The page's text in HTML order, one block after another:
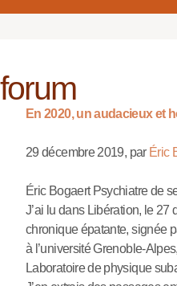
forum
En 2020, un audacieux et
29 décembre 2019, par Éric
Éric Bogaert Psychiatre de
J’ai lu dans Libération, le 27
chronique épatante, signée
à l’université Grenoble-
Laboratoire de physique